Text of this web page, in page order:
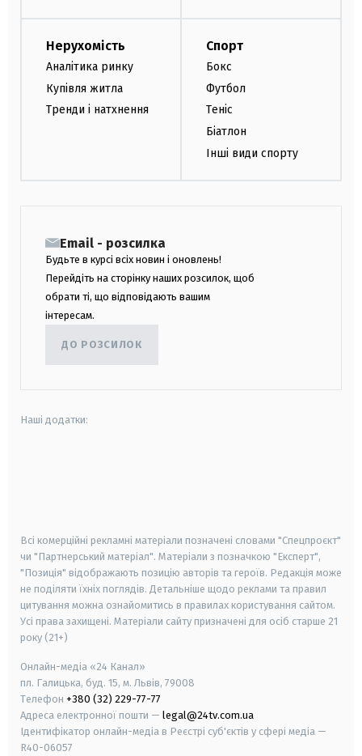
Нерухомість
Аналітика ринку
Купівля житла
Тренди і натхнення
Спорт
Бокс
Футбол
Теніс
Біатлон
Інші види спорту
Email - розсилка
Будьте в курсі всіх новин і оновлень!
Перейдіть на сторінку наших розсилок, щоб
обрати ті, що відповідають вашим
інтересам.
ДО РОЗСИЛОК
Наші додатки:
Всі комерційні рекламні матеріали позначені словами "Спецпроєкт"
чи "Партнерський матеріал". Матеріали з позначкою "Експерт",
"Позиція" відображають позицію авторів та героїв. Редакція може
не поділяти їхніх поглядів. Детальніше щодо реклами та правил
цитування можна ознайомитись в правилах користування сайтом.
Усі права захищені. Матеріали сайту призначені для осіб старше 21
року (21+)
Онлайн-медіа «24 Канал»
пл. Галицька, буд. 15, м. Львів, 79008
Телефон +380 (32) 229-77-77
Адреса електронної пошти — legal@24tv.com.ua
Ідентифікатор онлайн-медіа в Реєстрі суб'єктів у сфері медіа —
R40-06057